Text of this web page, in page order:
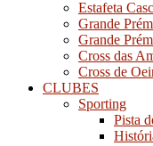
Estafeta
Grande
Grande
Cross das
Cross de
CLUBES
Sporting
Pista